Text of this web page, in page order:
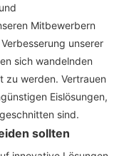
Mitbewerbern
unserer
sich wandelnden
zu werden. Vertrauen
Eislösungen,
sind.
sollten